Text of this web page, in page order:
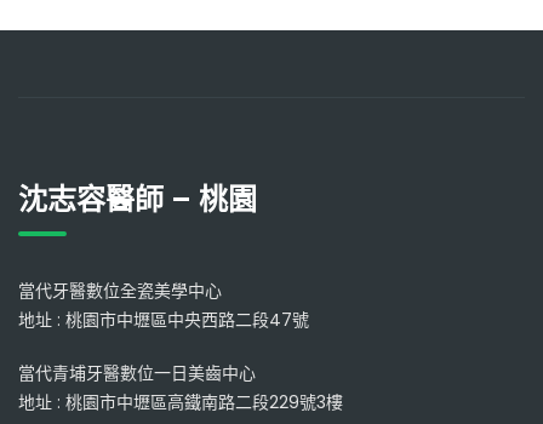
沈志容醫師 – 桃園
當代牙醫數位全瓷美學中心
地址 : 桃園市中壢區中央西路二段47號
當代青埔牙醫數位一日美齒中心
地址 : 桃園市中壢區高鐵南路二段229號3樓